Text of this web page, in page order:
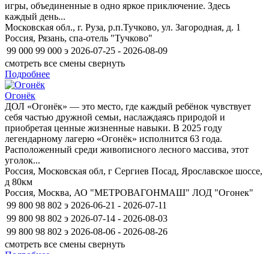
игры, объединенные в одно яркое приключение. Здесь
каждый день...
Московская обл., г. Руза, р.п.Тучково, ул. Загородная, д. 1
Россия, Рязань, спа-отель "Тучково"
99 000 99 000 э 2026-07-25 - 2026-08-09
смотреть все смены свернуть
Подробнее
Огонёк
ДОЛ «Огонёк» — это место, где каждый ребёнок чувствует
себя частью дружной семьи, наслаждаясь природой и
приобретая ценные жизненные навыки. В 2025 году
легендарному лагерю «Огонёк» исполнится 63 года.
Расположенный среди живописного лесного массива, этот
уголок...
Россия, Московская обл, г Сергиев Посад, Ярославское шоссе,
д 80км
Россия, Москва, АО "МЕТРОВАГОНМАШ" ЛОД "Огонек"
99 800 98 802 э 2026-06-21 - 2026-07-11
99 800 98 802 э 2026-07-14 - 2026-08-03
99 800 98 802 э 2026-08-06 - 2026-08-26
смотреть все смены свернуть